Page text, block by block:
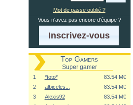
Mot de passe oublié ?
Vous n'avez pas encore d'équipe ?
Inscrivez-vous
Top Gamers
Super gamer
1 *toto*
83.54 M€
2
albiceles...
83.54 M€
3
Alexis92
83.54 M€